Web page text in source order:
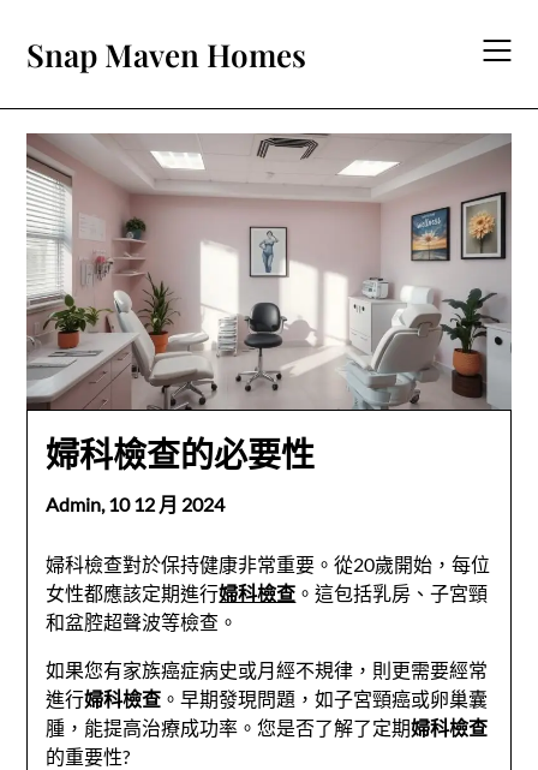
content
Snap Maven Homes
婦科檢查的必要性
Admin,10 12 月 2024
婦科檢查對於保持健康非常重要。從20歲開始，每位
女性都應該定期進行婦科檢查 。這包括乳房、子宮頸
和盆腔超聲波等檢查。
如果您有家族癌症病史或月經不規律，則更需要經常
進行婦科檢查 。早期發現問題，如子宮頸癌或卵巢囊
腫，能提高治療成功率。您是否了解了定期婦科檢查
的重要性?